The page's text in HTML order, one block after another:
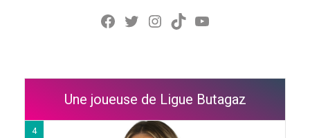
Facebook
Twitter
Instagram
TikTokYouTube
Une joueuse de Ligue Butagaz
4